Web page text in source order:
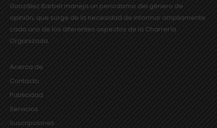
González Barbet maneja un periodismo del género de
opinión, que surge de la necesidad de informar ampliamente
cada uno de los diferentes aspectos de la Charrería
Organizada.
Acerca de
Contacto
Publicidad
Servicios
Suscripciones